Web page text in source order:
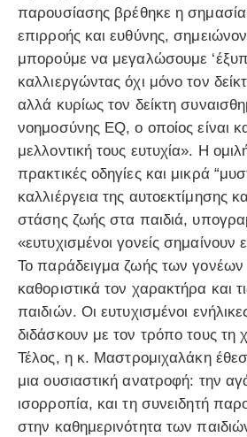
παρουσίασης βρέθηκε η σημασία
επιρροής και ευθύνης,
μπορούμε να μεγαλώσουμε
καλλιεργώντας όχι μόνο τον
αλλά κυρίως τον δείκτη
νοημοσύνης EQ, ο οποίος είναι
μελλοντική τους ευτυχία». Η
πρακτικές οδηγίες και μικρά
καλλιέργεια της αυτοεκτίμησης
στάσης ζωής στα παιδιά,
«ευτυχισμένοι γονείς σημαίνουν
Το παράδειγμα ζωής των γονέων
καθοριστικά τον χαρακτήρα και
παιδιών. Οι ευτυχισμένοι
διδάσκουν με τον τρόπο τους τη
Τέλος, η κ. Μαστρομιχαλάκη
μια ουσιαστική ανατροφή: την
ισορροπία, και τη συνειδητή
στην καθημερινότητα των